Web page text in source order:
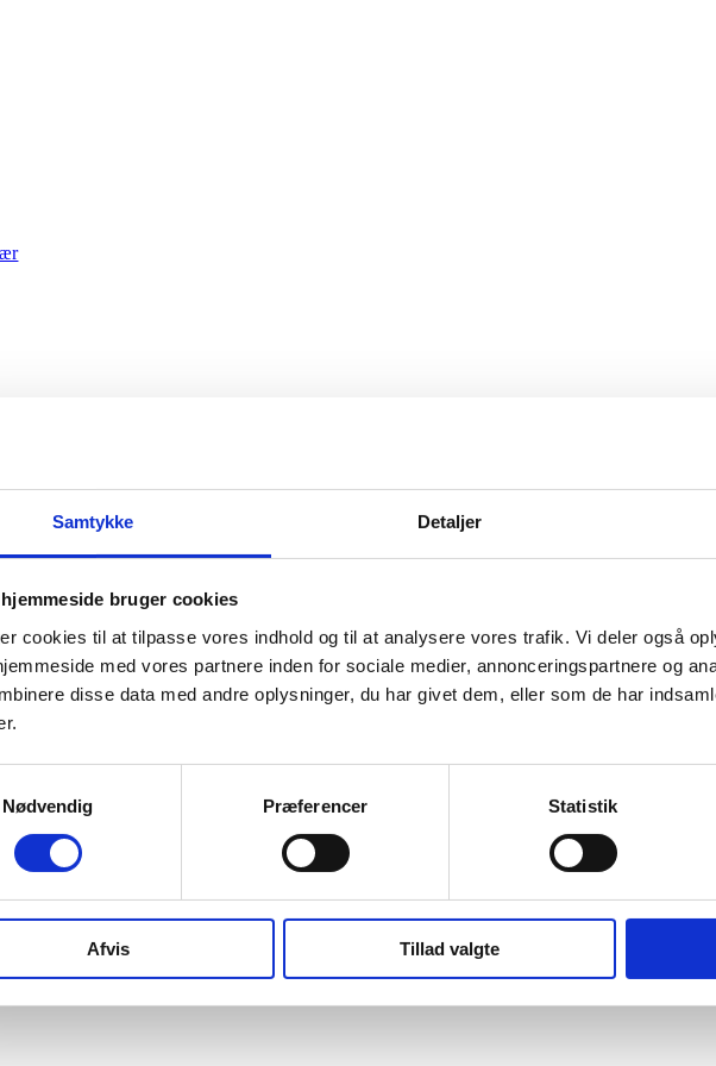
Samtykke Detaljer
hjemmeside bruger cookies
cookies til at tilpasse vores indhold og til at analysere vores trafik. Vi deler også
med vores partnere inden for sociale medier, annonceringspartnere og
disse data med andre oplysninger, du har givet dem, eller som de har
Nødvendig
Præferencer Statistik
Afvis Tillad valgte
dysfagikost!
Vores Smagsløg er nemlig gået sammen med Hørkram Foodservice!
til at udbrede velsmagende og synkevenlig mad til storkøkkener, grossister og offentlige
forårsmesse d. 18-19. april i Lokomotivværkstedet, København, hvor du kan finde os i stand
Så kan du bestille direkte hos Hørkram her.
ved at